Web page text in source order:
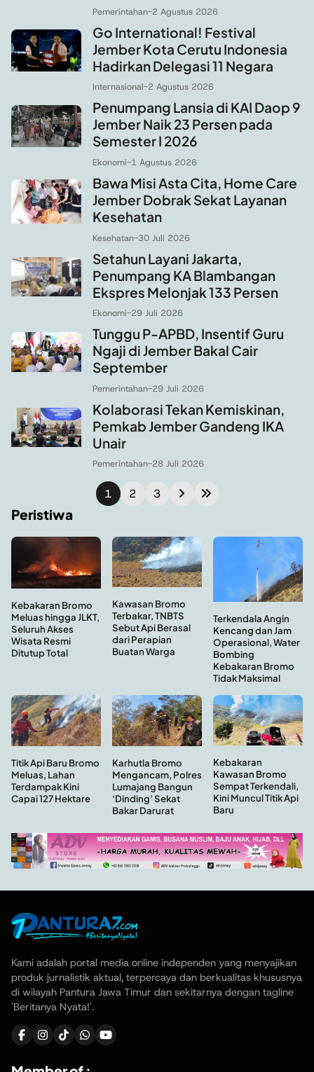
Pemerintahan-2 Agustus 2026
Go International! Festival
Jember Kota Cerutu Indonesia
Hadirkan Delegasi 11 Negara
Internasional-2 Agustus 2026
Penumpang Lansia di KAI Daop 9
Jember Naik 23 Persen pada
Semester I 2026
Ekonomi-1 Agustus 2026
Bawa Misi Asta Cita, Home Care
Jember Dobrak Sekat Layanan
Kesehatan
Kesehatan-30 Juli 2026
Setahun Layani Jakarta,
Penumpang KA Blambangan
Ekspres Melonjak 133 Persen
Ekonomi-29 Juli 2026
Tunggu P-APBD, Insentif Guru
Ngaji di Jember Bakal Cair
September
Pemerintahan-29 Juli 2026
Kolaborasi Tekan Kemiskinan,
Pemkab Jember Gandeng IKA
Unair
Pemerintahan-28 Juli 2026
1 2 3
Peristiwa
Kebakaran Bromo
Meluas hingga JLKT,
Seluruh Akses
Wisata Resmi
Ditutup Total
Kawasan Bromo
Terbakar, TNBTS
Sebut Api Berasal
dari Perapian
Buatan Warga
Terkendala Angin
Kencang dan Jam
Operasional, Water
Bombing
Kebakaran Bromo
Tidak Maksimal
Titik Api Baru Bromo
Meluas, Lahan
Terdampak Kini
Capai 127 Hektare
Karhutla Bromo
Mengancam, Polres
Lumajang Bangun
‘Dinding’ Sekat
Bakar Darurat
Kebakaran
Kawasan Bromo
Sempat Terkendali,
Kini Muncul Titik Api
Baru
Kami adalah portal media online independen yang menyajikan
produk jurnalistik aktual, terpercaya dan berkualitas khususnya
di wilayah Pantura Jawa Timur dan sekitarnya dengan tagline
'Beritanya Nyata!'.